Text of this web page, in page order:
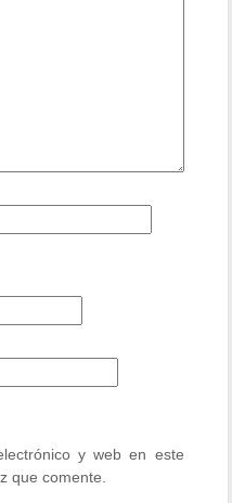
y web en este
que comente.